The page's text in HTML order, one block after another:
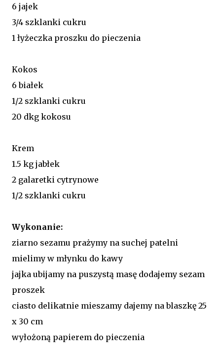
6 jajek
3/4 szklanki cukru
1 łyżeczka proszku do pieczenia
Kokos
6 białek
1/2 szklanki cukru
20 dkg kokosu
Krem
1.5 kg jabłek
2 galaretki cytrynowe
1/2 szklanki cukru
Wykonanie:
ziarno sezamu prażymy na suchej patelni
mielimy w młynku do kawy
jajka ubijamy na puszystą masę dodajemy sezam
proszek
ciasto delikatnie mieszamy dajemy na blaszkę 25
x 30 cm
wyłożoną papierem do pieczenia